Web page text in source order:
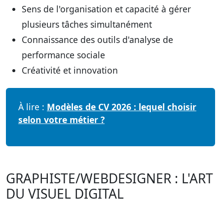
Sens de l'organisation et capacité à gérer
plusieurs tâches simultanément
Connaissance des outils d'analyse de
performance sociale
Créativité et innovation
À lire : Modèles de CV 2026 : lequel choisir
selon votre métier ?
GRAPHISTE/WEBDESIGNER : L'ART
DU VISUEL DIGITAL